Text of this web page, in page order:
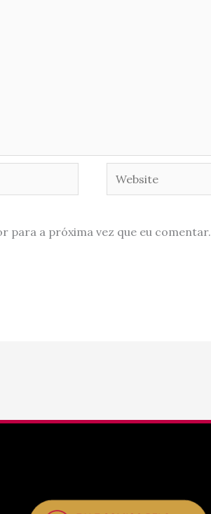
Website
para a próxima vez que eu comentar.